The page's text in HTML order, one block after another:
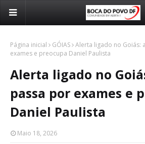
Página inicial GÓIAS Alerta ligado no Goiás:
exames e preocupa Daniel Paulista
Alerta ligado no
passa por exames e
Daniel Paulista
Maio 18, 2026